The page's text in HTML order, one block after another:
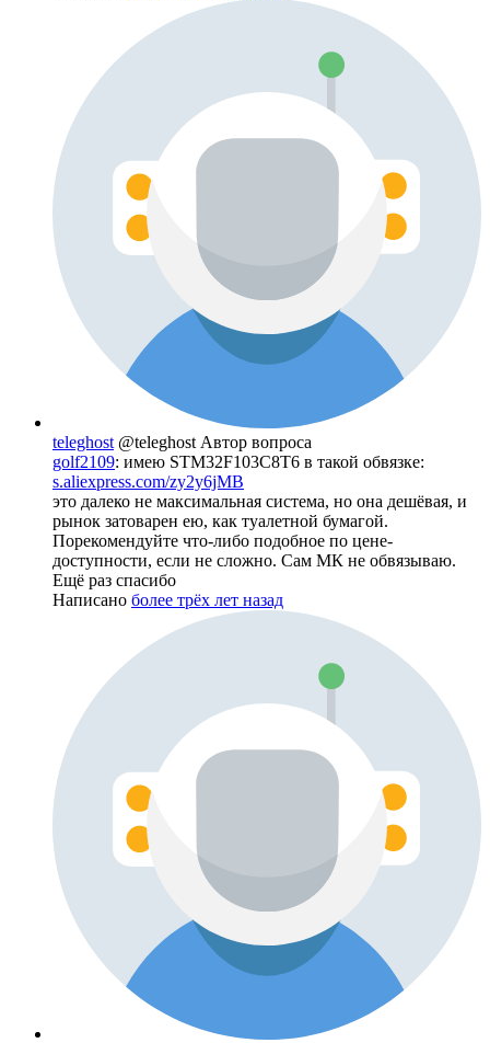
teleghost @teleghost Автор вопроса
golf2109: имею STM32F103C8T6 в такой обвязке:
s.aliexpress.com/zy2y6jMB
это далеко не максимальная система, но она дешёвая, и
рынок затоварен ею, как туалетной бумагой.
Порекомендуйте что-либо подобное по цене-
доступности, если не сложно. Сам МК не обвязываю.
Ещё раз спасибо
Написано более трёх лет назад